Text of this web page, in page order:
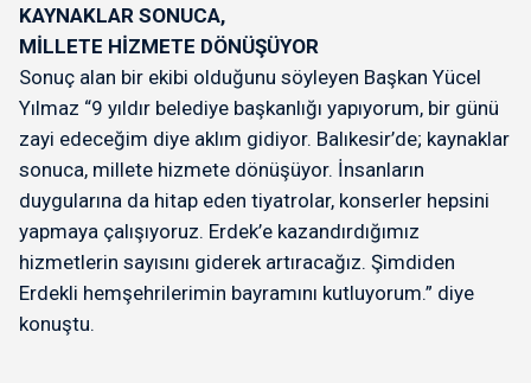
KAYNAKLAR SONUCA,
MİLLETE HİZMETE DÖNÜŞÜYOR
Sonuç alan bir ekibi olduğunu söyleyen Başkan Yücel
Yılmaz “9 yıldır belediye başkanlığı yapıyorum, bir günü
zayi edeceğim diye aklım gidiyor. Balıkesir’de; kaynaklar
sonuca, millete hizmete dönüşüyor. İnsanların
duygularına da hitap eden tiyatrolar, konserler hepsini
yapmaya çalışıyoruz. Erdek’e kazandırdığımız
hizmetlerin sayısını giderek artıracağız. Şimdiden
Erdekli hemşehrilerimin bayramını kutluyorum.” diye
konuştu.